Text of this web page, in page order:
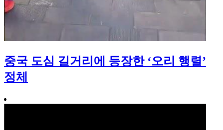
중국 도심 길거리에 등장한 ‘오리 행렬’
정체